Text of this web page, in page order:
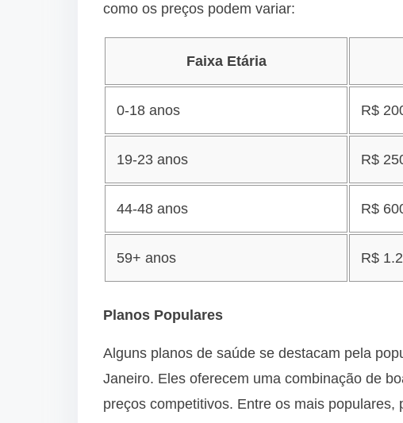
como os preços podem variar:
Faixa Etária
0-18 anos R$
19-23 anos R$
44-48 anos R$
59+ anos R$
Planos Populares
Alguns planos de saúde se destacam pela
Janeiro. Eles oferecem uma combinação de
preços competitivos. Entre os mais populares,